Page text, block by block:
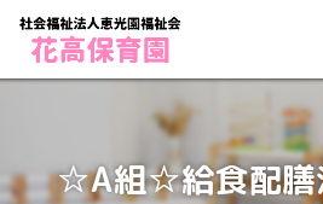
☆A組☆給食配膳